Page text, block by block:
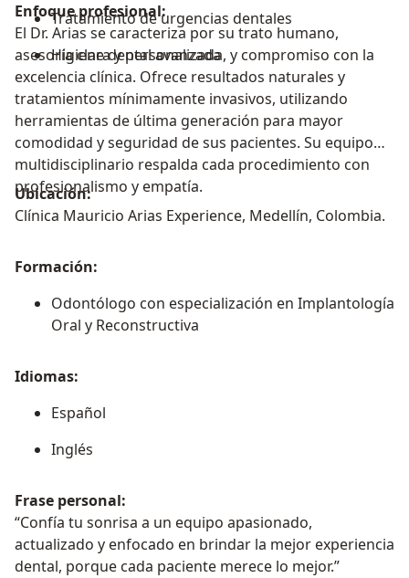
Tratamiento de urgencias dentales
Higiene dental avanzada
Enfoque profesional:
El Dr. Arias se caracteriza por su trato humano,
asesoría clara y personalizada, y compromiso con la
excelencia clínica. Ofrece resultados naturales y
tratamientos mínimamente invasivos, utilizando
herramientas de última generación para mayor
comodidad y seguridad de sus pacientes. Su equipo
multidisciplinario respalda cada procedimiento con
profesionalismo y empatía.
Ubicación:
Clínica Mauricio Arias Experience, Medellín, Colombia.
Formación:
Odontólogo con especialización en Implantología
Oral y Reconstructiva
Idiomas:
Español
Inglés
Frase personal:
“Confía tu sonrisa a un equipo apasionado,
actualizado y enfocado en brindar la mejor experiencia
dental, porque cada paciente merece lo mejor.”